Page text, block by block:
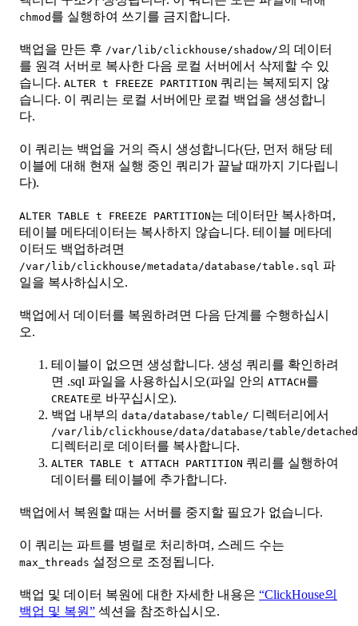
chmod 를 실행하여 쓰기를 금지합니다.
백업을 만든 후 /var/lib/clickhouse/shadow/의 데이터
를 원격 서버로 복사한 다음 로컬 서버에서 삭제할 수 있
습니다. ALTER t FREEZE PARTITION 쿼리는 복제되지 않
습니다. 이 쿼리는 로컬 서버에만 로컬 백업을 생성합니
다.
이 쿼리는 백업을 거의 즉시 생성합니다(단, 먼저 해당 테
이블에 대해 현재 실행 중인 쿼리가 끝날 때까지 기다립니
다).
ALTER TABLE t FREEZE PARTITION는 데이터만 복사하며,
테이블 메타데이터는 복사하지 않습니다. 테이블 메타데
이터도 백업하려면
/var/lib/clickhouse/metadata/database/table.sql 파
일을 복사하십시오.
백업에서 데이터를 복원하려면 다음 단계를 수행하십시
오.
테이블이 없으면 생성합니다. 생성 쿼리를 확인하려
면 .sql 파일을 사용하십시오(파일 안의 ATTACH를
CREATE 로 바꾸십시오).
백업 내부의 data/database/table/ 디렉터리에서
/var/lib/clickhouse/data/database/table/
디렉터리로 데이터를 복사합니다.
ALTER TABLE t ATTACH PARTITION 쿼리를 실행하여
데이터를 테이블에 추가합니다.
백업에서 복원할 때는 서버를 중지할 필요가 없습니다.
이 쿼리는 파트를 병렬로 처리하며, 스레드 수는
max_threads 설정으로 조정됩니다.
백업 및 데이터 복원에 대한 자세한 내용은 “ClickHouse의
백업 및 복원” 섹션을 참조하십시오.